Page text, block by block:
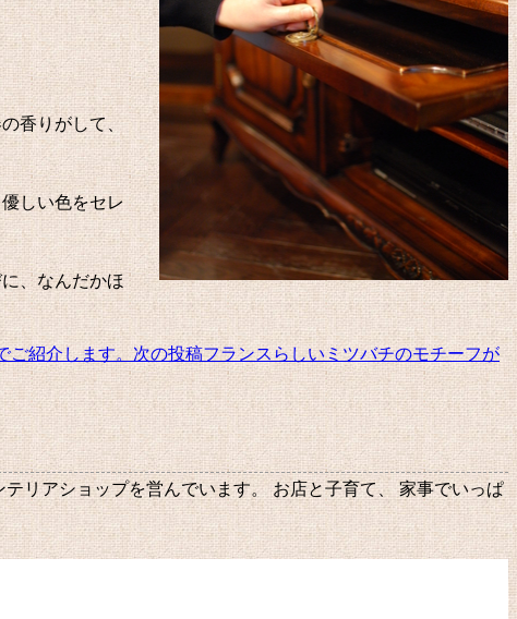
香りがして、
しい色をセレ
、なんだかほ
ご紹介します。次の投稿フランスらしいミツバチのモチーフが
リアショップを営んでいます。 お店と子育て、 家事でいっぱ